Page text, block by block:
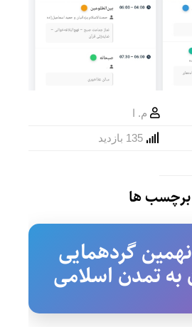
م. ا
برچسب ها
نهمین گردهمایی
به تمدن اسلامی